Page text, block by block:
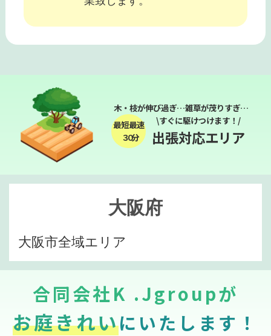
木・枝が伸び過ぎ…雑草が茂りすぎ…
最短最速
３０分
\すぐに駆けつけます！/
出張対応エリア
大阪府
大阪市全域エリア
合同会社K .Jgroupが
お庭きれいにいたします！